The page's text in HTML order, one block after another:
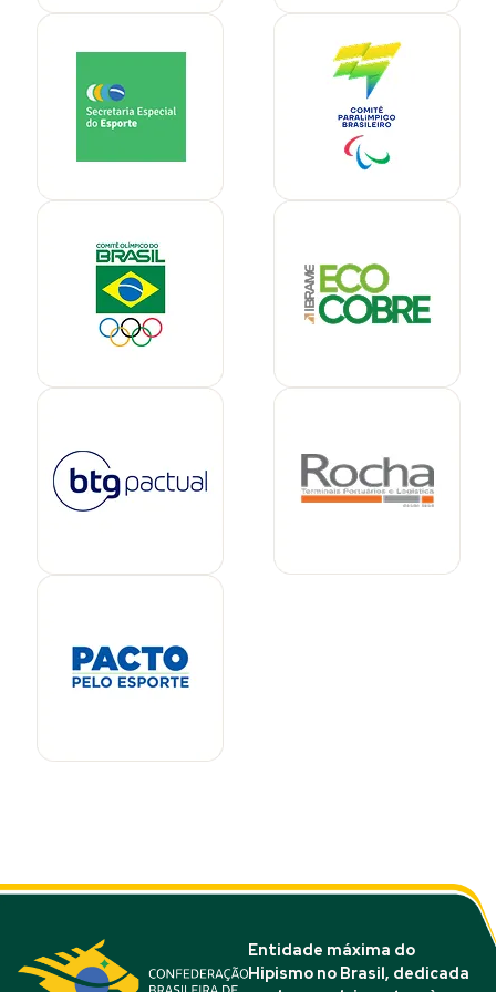
Entidade máxima do
Hipismo no Brasil, dedicada